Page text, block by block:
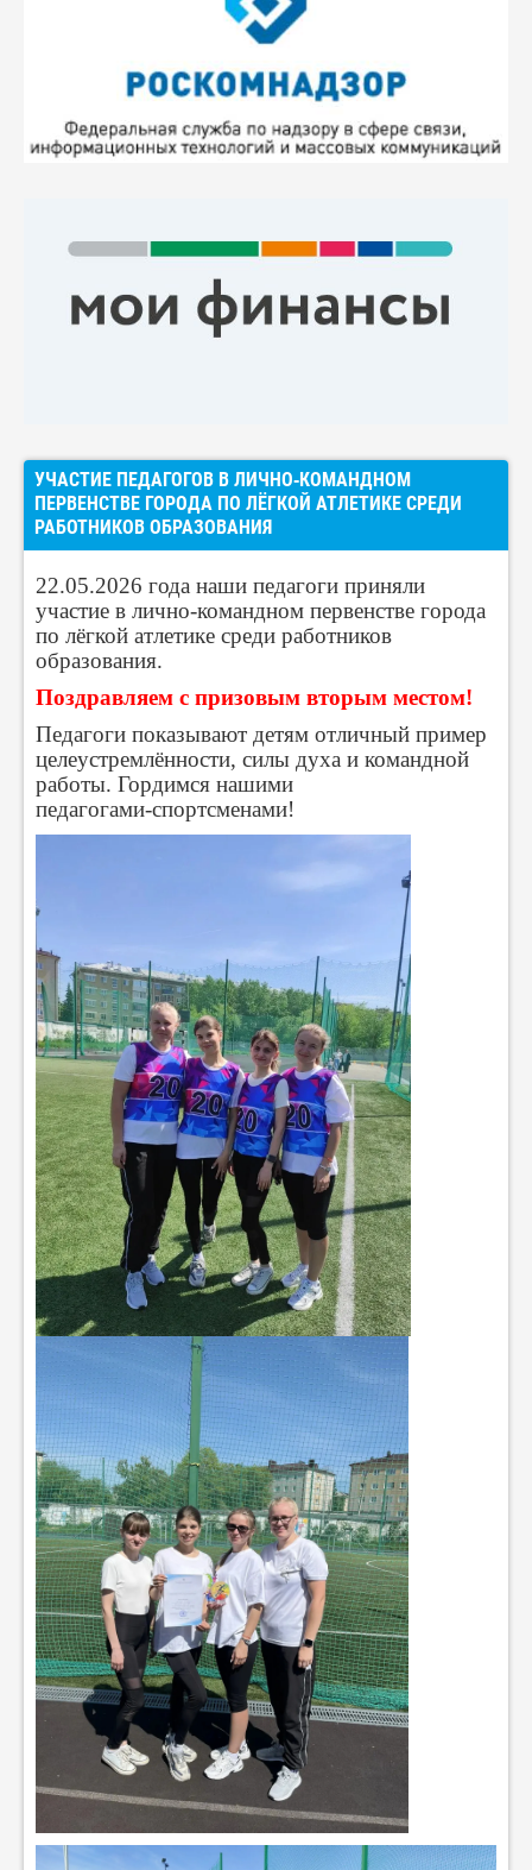
УЧАСТИЕ ПЕДАГОГОВ В ЛИЧНО‑КОМАНДНОМ
ПЕРВЕНСТВЕ ГОРОДА ПО ЛЁГКОЙ АТЛЕТИКЕ СРЕДИ
РАБОТНИКОВ ОБРАЗОВАНИЯ
22.05.2026 года наши педагоги приняли
участие в лично‑командном первенстве города
по лёгкой атлетике среди работников
образования.
Поздравляем с призовым вторым местом!
Педагоги показывают детям отличный пример
целеустремлённости, силы духа и командной
работы. Гордимся нашими
педагогами‑спортсменами!